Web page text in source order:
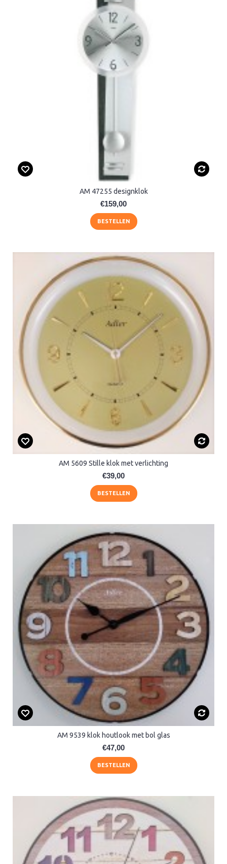
AM 47255 designklok
€159,00
BESTELLEN
AM 5609 Stille klok met verlichting
€39,00
BESTELLEN
AM 9539 klok houtlook met bol glas
€47,00
BESTELLEN